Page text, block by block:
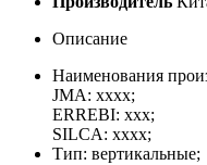
Описание
Наименования
JMA: xxxx;
ERREBI: xxx;
SILCA: xxxx;
Тип: вертикальные;